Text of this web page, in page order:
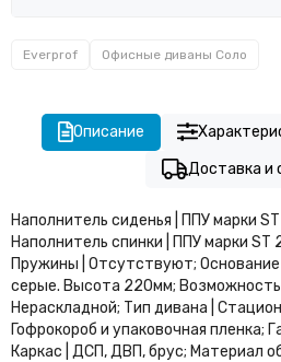
Офисные диваны Марко
Офисные диваны Симпл
Офисные диваны Элиф
Офисные диваны Гамма
Офисные диваны Соло
Офисные диваны Дэрби
Офисные диваны Варна
Офисные диваны Вента
Офисные диваны Дюна
Офисные диваны Парм
Everprof Офисные диваны Соло
Описание
Доставка и
Наполнитель сиденья | ППУ марки
Наполнитель спинки | ППУ марки ST
Пружины | Отсутствуют;
серые. Высота 220мм; Возможность
Нераскладной; Тип дивана |
Гофрокороб и упаковочная пленка;
Каркас | ДСП, ДВП, брус; Материал